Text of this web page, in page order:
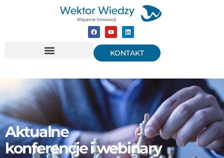
KONTAKT
Aktualne
konferencje i webinary